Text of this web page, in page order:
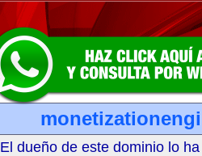
El dueño de este dominio lo